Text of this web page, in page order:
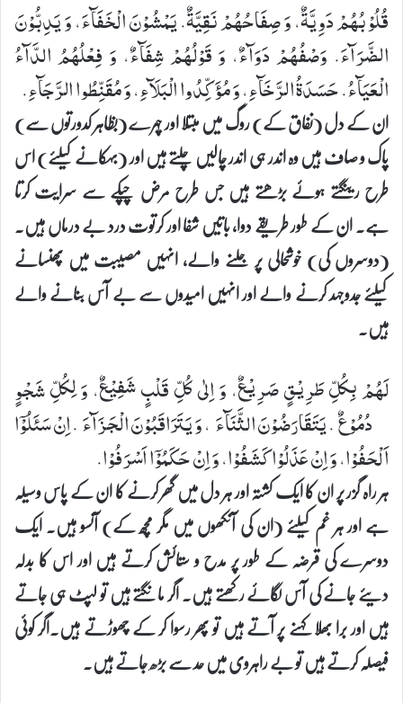
قُلُوْبُهُمْ دَوِیَّةٌ، وَ صِفَاحُهُمْ نَقِیَّةٌ. یَمْشُوْنَ الْخَفَآءَ، وَ یَدِبُّوْنَ
الضَّرَآءَ. وَصْفُهُمْ دَوَآءٌ، وَ قَوْلُهُمْ شِفَآءٌ، وَ فِعْلُهُمُ الدَّآءُ
الْعَیَآءُ. حَسَدَةُ الرَّخَآءِ، وَ مُؤَكِّدُوا الْبَلَآءِ، وَ مُقَنِّطُوا الرَّجَآءِ.
ان کے دل (نفاق کے) روگ میں مبتلا اور چہرے (بظاہر کدورتوں سے)
پاک و صاف ہیں وہ اندر ہی اندر چالیں چلتے ہیں اور (بہکانے کیلئے) اس
طرح رینگتے ہوئے بڑھتے ہیں جس طرح مرض چپکے سے سرایت کرتا
ہے۔ ان کے طور طریقے دوا، باتیں شفا اور کرتوت درد بے درماں ہیں۔
(دوسروں کی) خوشحالی پر جلنے والے، انہیں مصیبت میں پھنسانے
کیلئے جدوجہد کرنے والے اور انہیں امیدوں سے بے آس بنانے والے
ہیں۔
لَهُمْ بِكُلِّ طَرِیْقٍ صَرِیْعٌ، وَ اِلٰی كُلِّ قَلْبٍ شَفِیْعٌ، وَ لِكُلِّ شَجْوٍ
دُمُوْعٌ. یَتَقَارَضُوْنَ الثَّنَآءَ، وَ یَتَرَاقَبُوْنَ الْجَزَآءَ. اِنْ سَئَلُوْۤا
اَلْحَفُوْا، وَ اِنْ عَذَلُوْا كَشَفُوْا، وَ اِنْ حَكَمُوْۤا اَسْرَفُوْا.
ہر راہ گزر پر ان کا ایک کشتہ اور ہر دل میں گھر کرنے کا ان کے پاس وسیلہ
ہے اور ہر غم کیلئے (ان کی آنکھوں میں مگر مچھ کے) آنسو ہیں۔ ایک
دوسرے کی قرضہ کے طور پر مدح و ستائش کرتے ہیں اور اس کا بدلہ
دیئے جانے کی آس لگائے رکھتے ہیں۔ اگر مانگتے ہیں تو لپٹ ہی جاتے
ہیں اور برا بھلا کہنے پر آتے ہیں تو پھر رسوا کر کے چھوڑتے ہیں۔اگر کوئی
فیصلہ کرتے ہیں تو بے راہروی میں حد سے بڑھ جاتے ہیں۔